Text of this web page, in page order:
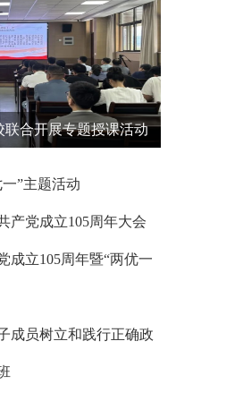
合开展专题授课活动
”主题活动
产党成立105周年大会
成立105周年暨“两优一
成员树立和践行正确政